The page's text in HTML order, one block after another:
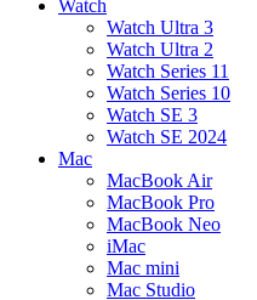
Watch
Watch Ultra 3
Watch Ultra 2
Watch Series 11
Watch Series 10
Watch SE 3
Watch SE 2024
Mac
MacBook Air
MacBook Pro
MacBook Neo
iMac
Mac mini
Mac Studio